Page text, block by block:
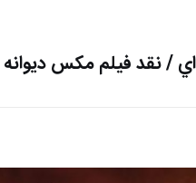
/ نقد فیلم مکس